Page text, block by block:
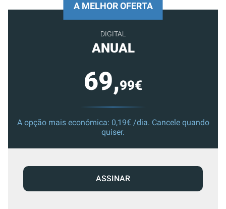
A MELHOR OFERTA
DIGITAL
ANUAL
69,99€
A opção mais económica: 0,19€ /dia. Cancele quando
quiser.
ASSINAR